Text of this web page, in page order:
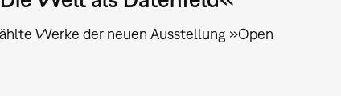
Werke der neuen Ausstellung »Open